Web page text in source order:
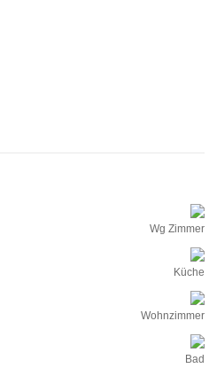
Wg Zimmer
Küche
Wohnzimmer
Bad